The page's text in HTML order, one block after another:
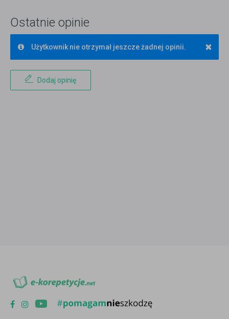
Ostatnie opinie
×
Użytkownik nie otrzymał jeszcze żadnej opinii.
Dodaj opinię